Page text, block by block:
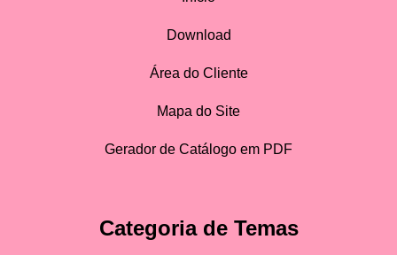
Download
Área do Cliente
Mapa do Site
Gerador de Catálogo em PDF
Categoria de Temas